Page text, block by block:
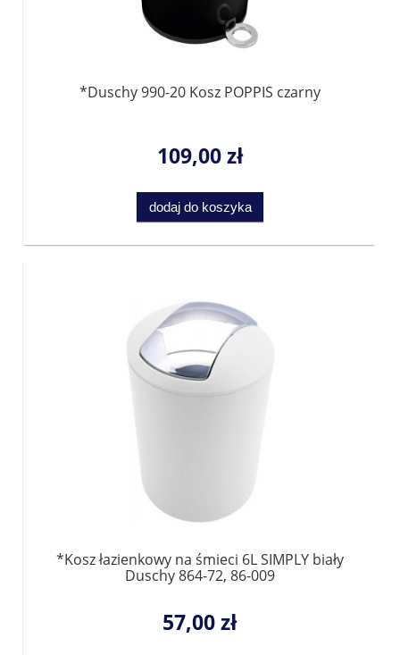
*Duschy 990-20 Kosz POPPIS czarny
109,00 zł
dodaj do koszyka
*Kosz łazienkowy na śmieci 6L SIMPLY biały
Duschy 864-72, 86-009
57,00 zł